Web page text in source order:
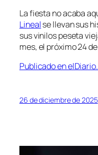
La fiesta no acaba
Linealse llevan sus
sus vinilos peseta
mes, el próximo 24
Publicado en
26 de diciembre de 2025